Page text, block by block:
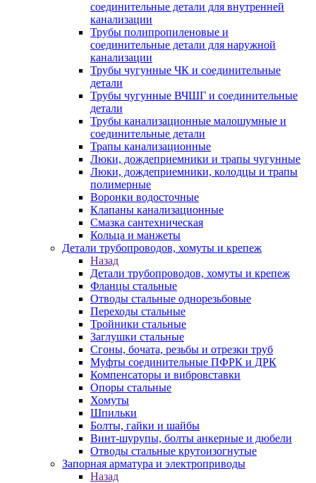
соединительные детали для внутренней
канализации
Трубы полипропиленовые и
соединительные детали для наружной
канализации
Трубы чугунные ЧК и соединительные
детали
Трубы чугунные ВЧШГ и соединительные
детали
Трубы канализационные малошумные и
соединительные детали
Трапы канализационные
Люки, дождеприемники и трапы чугунные
Люки, дождеприемники, колодцы и трапы
полимерные
Воронки водосточные
Клапаны канализационные
Смазка сантехническая
Кольца и манжеты
Детали трубопроводов, хомуты и крепеж
Назад
Детали трубопроводов, хомуты и крепеж
Фланцы стальные
Отводы стальные однорезьбовые
Переходы стальные
Тройники стальные
Заглушки стальные
Сгоны, бочата, резьбы и отрезки труб
Муфты соединительные ПФРК и ДРК
Компенсаторы и вибровставки
Опоры стальные
Хомуты
Шпильки
Болты, гайки и шайбы
Винт-шурупы, болты анкерные и дюбели
Отводы стальные крутоизогнутые
Запорная арматура и электроприводы
Назад